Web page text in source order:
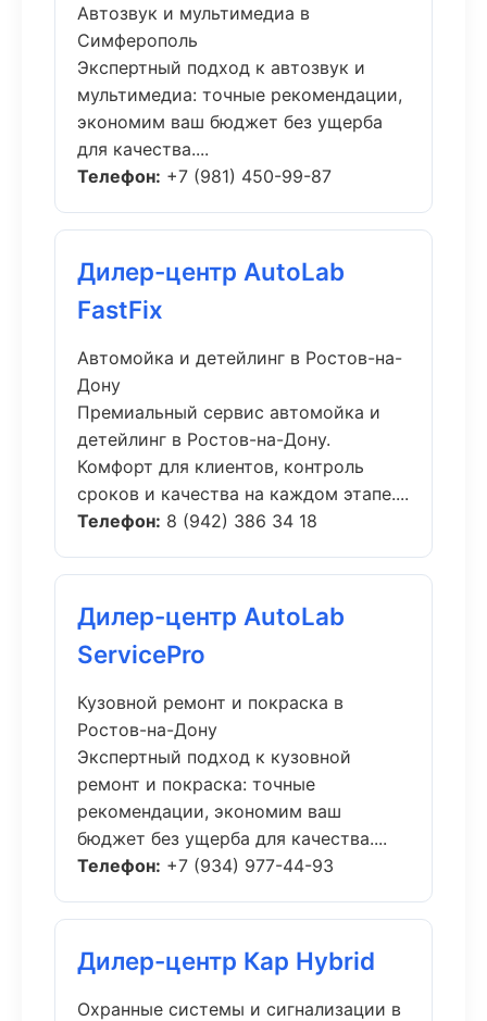
Автозвук и мультимедиа в
Симферополь
Экспертный подход к автозвук и
мультимедиа: точные рекомендации,
экономим ваш бюджет без ущерба
для качества....
Телефон: +7 (981) 450-99-87
Дилер-центр AutoLab
FastFix
Автомойка и детейлинг в Ростов-на-
Дону
Премиальный сервис автомойка и
детейлинг в Ростов-на-Дону.
Комфорт для клиентов, контроль
сроков и качества на каждом этапе....
Телефон: 8 (942) 386 34 18
Дилер-центр AutoLab
ServicePro
Кузовной ремонт и покраска в
Ростов-на-Дону
Экспертный подход к кузовной
ремонт и покраска: точные
рекомендации, экономим ваш
бюджет без ущерба для качества....
Телефон: +7 (934) 977-44-93
Дилер-центр Кар Hybrid
Охранные системы и сигнализации в